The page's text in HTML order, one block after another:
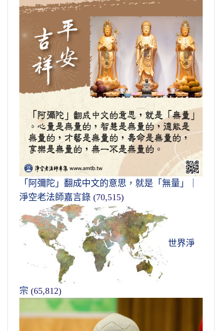
「阿彌陀」翻成中文的意思，就是「無量」｜
淨空老法師嘉言錄 (70,515)
世界淨
宗 (65,812)